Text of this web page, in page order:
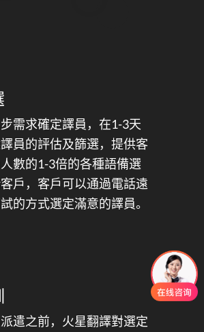
需求確定譯員，在1-3天
員的評估及篩選，提供客
數的1-3倍的各種語備選
戶，客戶可以通過電話遠
的方式選定滿意的譯員。
遣之前，火星翻譯對選定